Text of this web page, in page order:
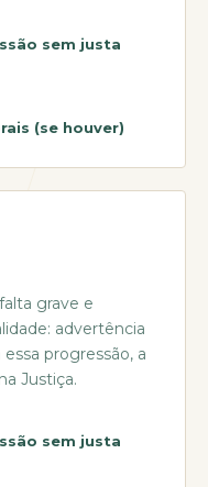
sem justa
(se houver)
grave e
advertência
progressão, a
Justiça.
sem justa